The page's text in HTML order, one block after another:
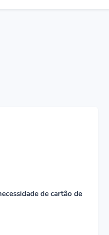
de cartão de